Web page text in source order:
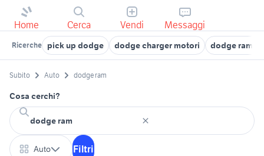
Home Cerca Vendi Messaggi
Ricerche pick up dodge dodge charger motori dodge ram v8
Subito Auto dodge ram
Cosa cerchi?
Auto Filtri